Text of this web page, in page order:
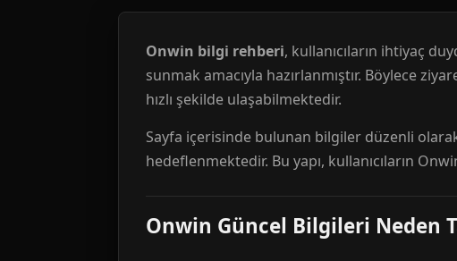
Onwin bilgi rehberi, kullanıcıların ihtiyaç
sunmak amacıyla hazırlanmıştır. Böylece
hızlı şekilde ulaşabilmektedir.
Sayfa içerisinde bulunan bilgiler düzenli
hedeflenmektedir. Bu yapı, kullanıcıların
Onwin Güncel Bilgileri Neden